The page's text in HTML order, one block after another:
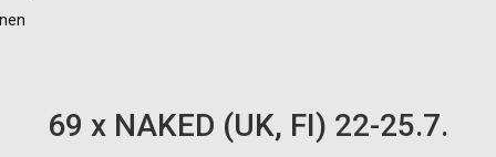
69 x NAKED (UK, FI) 22-25.7.